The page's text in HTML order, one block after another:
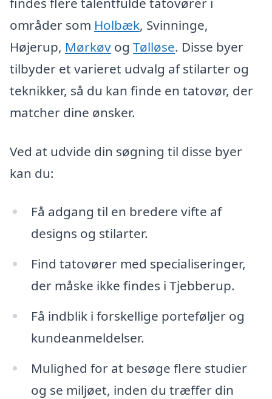
områder som Holbæk, Svinninge,
Højerup, Mørkøv og Tølløse. Disse byer
tilbyder et varieret udvalg af stilarter og
teknikker, så du kan finde en tatovør, der
matcher dine ønsker.
Ved at udvide din søgning til disse byer
kan du:
Få adgang til en bredere vifte af
designs og stilarter.
Find tatovører med specialiseringer,
der måske ikke findes i Tjebberup.
Få indblik i forskellige porteføljer og
kundeanmeldelser.
Mulighed for at besøge flere studier
og se miljøet, inden du træffer din